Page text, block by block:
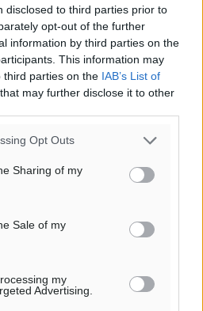
disclosed to third parties prior to
opt-out of the further
information by third parties on the
This information may
third parties on the IAB’s List of
that may further disclose it to other
Opt Outs
Sharing of my
Sale of my
my
Advertising.
της είδησης από άλλες
η χρήση του παρακάτω
παραπομπής προς το άρθρο